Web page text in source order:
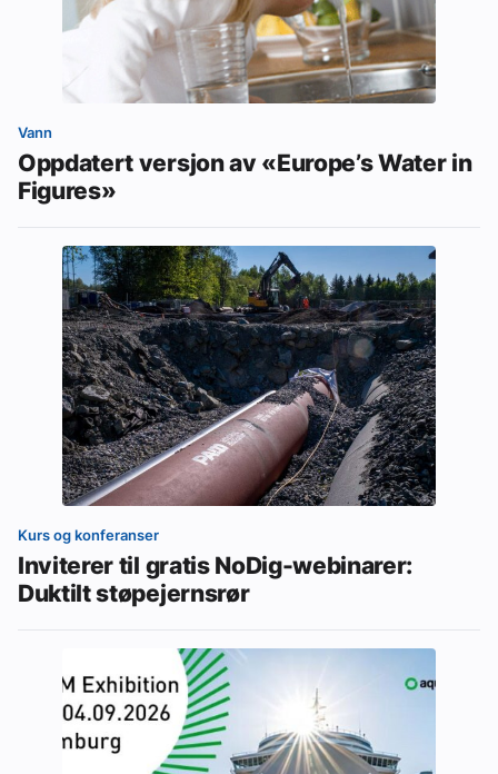
Vann
Oppdatert versjon av «Europe’s Water in
Figures»
Kurs og konferanser
Inviterer til gratis NoDig-webinarer:
Duktilt støpejernsrør